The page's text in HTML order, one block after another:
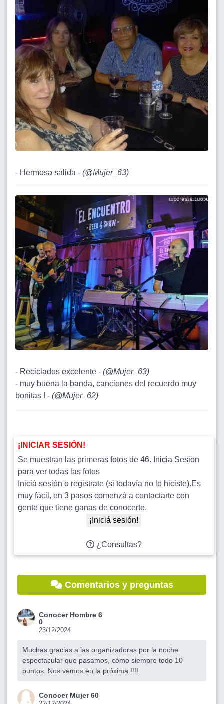
- Hermosa salida - (@Mujer_63)
- Reciclados excelente - (@Mujer_63)
- muy buena la banda, canciones del recuerdo muy
bonitas ! - (@Mujer_62)
¡INICIAR SESIÓN!
Se muestran las primeras fotos de 46. Inicia Sesion
para ver todas las fotos
Iniciá sesión o registrate (si todavía no lo hiciste).Es
muy fácil, en 3 pasos comenzá a contactarte con
gente que tiene ganas de conocerte.
¡Iniciá sesión!
¿Consultas?
Comentarios y preguntas
Conocer Hombre 6
0
23/12/2024
Muchas gracias a las organizadoras por la noche
espectacular que pasamos, cómo siempre todo 10
puntos. Nos vemos en la próxima.!!!!
Conocer Mujer 60